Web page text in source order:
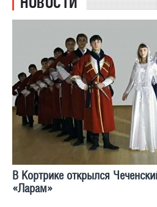
В Кортрике открылся
«Ларам»